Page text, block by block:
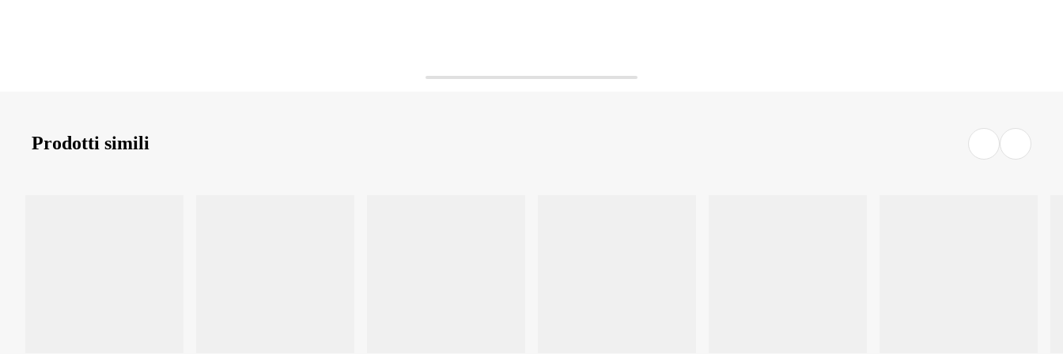
Prodotti simili